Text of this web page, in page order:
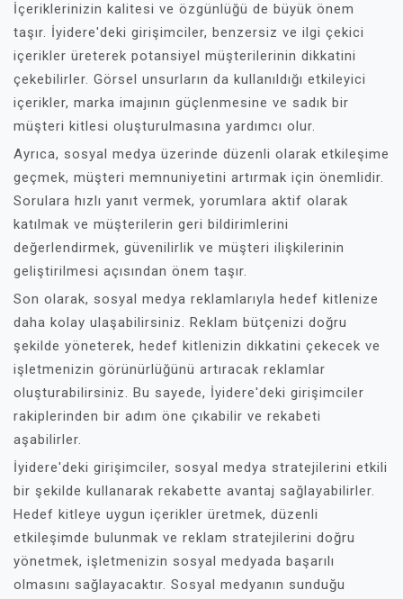
İçeriklerinizin kalitesi ve özgünlüğü de büyük önem
taşır. İyidere'deki girişimciler, benzersiz ve ilgi çekici
içerikler üreterek potansiyel müşterilerinin dikkatini
çekebilirler. Görsel unsurların da kullanıldığı etkileyici
içerikler, marka imajının güçlenmesine ve sadık bir
müşteri kitlesi oluşturulmasına yardımcı olur.
Ayrıca, sosyal medya üzerinde düzenli olarak etkileşime
geçmek, müşteri memnuniyetini artırmak için önemlidir.
Sorulara hızlı yanıt vermek, yorumlara aktif olarak
katılmak ve müşterilerin geri bildirimlerini
değerlendirmek, güvenilirlik ve müşteri ilişkilerinin
geliştirilmesi açısından önem taşır.
Son olarak, sosyal medya reklamlarıyla hedef kitlenize
daha kolay ulaşabilirsiniz. Reklam bütçenizi doğru
şekilde yöneterek, hedef kitlenizin dikkatini çekecek ve
işletmenizin görünürlüğünü artıracak reklamlar
oluşturabilirsiniz. Bu sayede, İyidere'deki girişimciler
rakiplerinden bir adım öne çıkabilir ve rekabeti
aşabilirler.
İyidere'deki girişimciler, sosyal medya stratejilerini etkili
bir şekilde kullanarak rekabette avantaj sağlayabilirler.
Hedef kitleye uygun içerikler üretmek, düzenli
etkileşimde bulunmak ve reklam stratejilerini doğru
yönetmek, işletmenizin sosyal medyada başarılı
olmasını sağlayacaktır. Sosyal medyanın sunduğu